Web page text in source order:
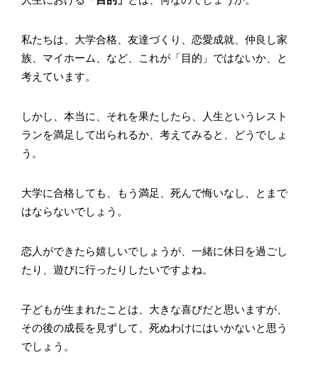
私たちは、大学合格、友達づくり、恋愛成就、仲良し家
族、マイホーム、など、これが「目的」ではないか、と
考えています。
しかし、本当に、それを果たしたら、人生というレスト
ランを満足して出られるか、考えてみると、どうでしょ
う。
大学に合格しても、もう満足、死んで悔いなし、とまで
はならないでしょう。
恋人ができたら嬉しいでしょうが、一緒に休日を過ごし
たり、遊びに行ったりしたいですよね。
子どもが生まれたことは、大きな喜びだと思いますが、
その後の成長を見ずして、死ぬわけにはいかないと思う
でしょう。